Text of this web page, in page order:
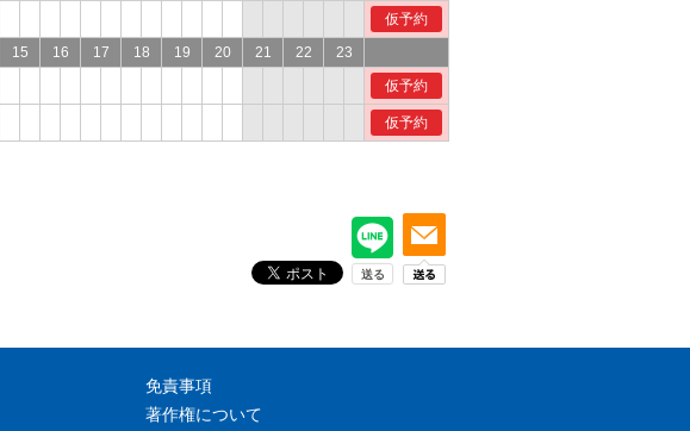
仮予約
15 16 17 18 19 20 21 22
23
仮予約
仮予約
免責事項
著作権について